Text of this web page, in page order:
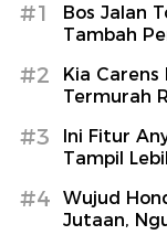
#1
Bos Jalan
Tambah
#2
Kia Carens
Termurah
#3
Ini Fitur
Tampil
#4
Wujud
Jutaan,